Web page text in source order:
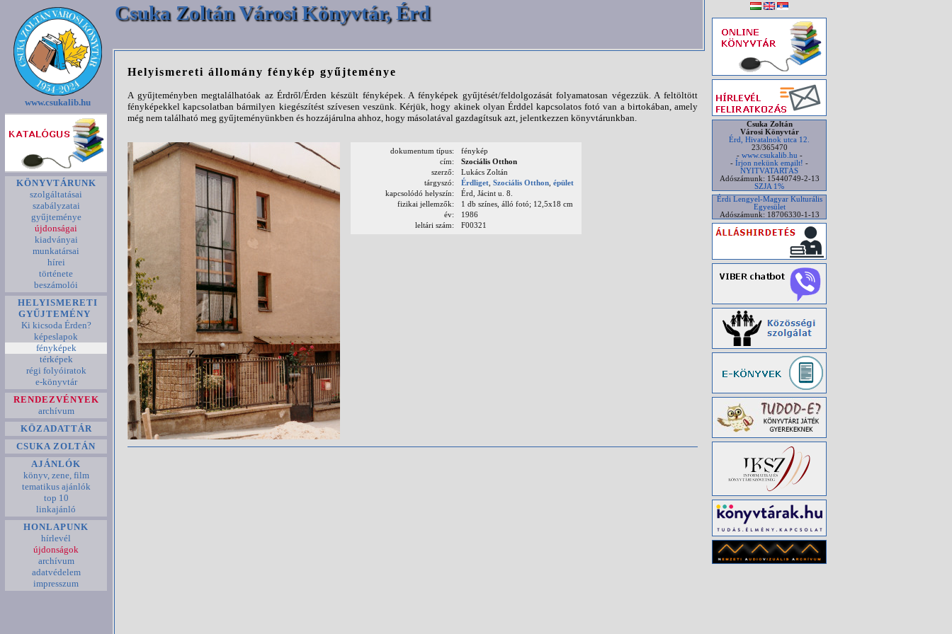
Csuka Zoltán Városi Könyvtár, Érd
www.csukalib.hu
KÖNYVTÁRUNK
szolgáltatásai
szabályzatai
gyűjteménye
újdonságai
kiadványai
munkatársai
hírei
története
beszámolói
HELYISMERETI
GYŰJTEMÉNY
Ki kicsoda Érden?
képeslapok
fényképek
térképek
régi folyóiratok
e-könyvtár
RENDEZVÉNYEK
archívum
KÖZADATTÁR
CSUKA ZOLTÁN
AJÁNLÓK
könyv, zene, film
tematikus ajánlók
top 10
linkajánló
HONLAPUNK
hírlevél
újdonságok
archívum
adatvédelem
impresszum
Helyismereti állomány fénykép gyűjteménye
A gyűjteményben megtalálhatóak az Érdről/Érden készült fényképek. A fényképek gyűjtését/feldolgozását folyamatosan végezzük. A feltöltött
fényképekkel kapcsolatban bármilyen kiegészítést szívesen veszünk. Kérjük, hogy akinek olyan Érddel kapcsolatos fotó van a birtokában, amely
még nem található meg gyűjteményünkben és hozzájárulna ahhoz, hogy másolatával gazdagítsuk azt, jelentkezzen könyvtárunkban.
dokumentum típus:
fénykép
cím:
Szociális Otthon
szerző:
Lukács Zoltán
tárgyszó:
Érdliget Szociális Otthon épület
kapcsolódó helyszín:
Érd, Jácint u. 8.
fizikai jellemzők:
1 db színes, álló fotó; 12,5x18 cm
év:
1986
leltári szám:
F00321
Csuka Zoltán
Városi Könyvtár
Érd, Hivatalnok utca 12.
23/365470
- www.csukalib.hu -
- Írjon nekünk emailt! -
NYITVATARTÁS
Adószámunk: 15440749-2-13
SZJA 1%
Érdi Lengyel-Magyar Kulturális
Egyesület
Adószámunk: 18706330-1-13